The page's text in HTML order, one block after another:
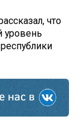
что
уровень